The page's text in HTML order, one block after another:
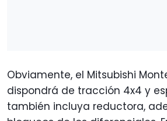
Obviamente, el Mitsubishi
dispondrá de tracción 4x4 y
también incluya reductora,